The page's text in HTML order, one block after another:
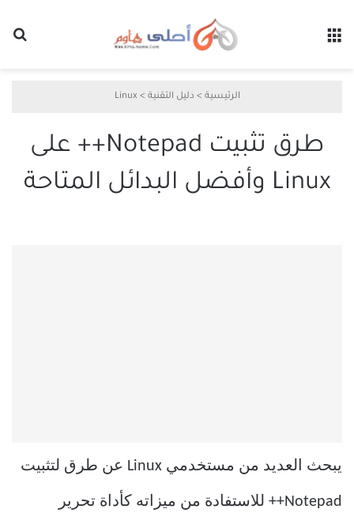
الرئيسية > دليل التقنية >
Linux
طرق تثبيت Notepad++ على
Linux وأفضل البدائل المتاحة
يبحث العديد من مستخدمي Linux عن طرق لتثبيت
Notepad++ للاستفادة من ميزاته كأداة تحرير